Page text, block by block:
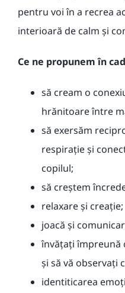
pentru voi în a recrea
interioară de calm și
Ce ne propunem în
să cream o
hrănitoare între
să exersăm
respirație și
copilul;
să creștem
relaxare și creație;
joacă și
învățați împreună
și să vă observați
identiticarea